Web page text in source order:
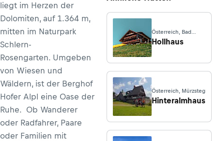
liegt im Herzen der
Dolomiten, auf 1.364 m,
mitten im Naturpark
Schlern-
Rosengarten. Umgeben
von Wiesen und
Wäldern, ist der Berghof
Hofer Alpl eine Oase der
Ruhe. Ob Wanderer
oder Radfahrer, Paare
oder Familien mit
Österreich, Bad
Mitterndorf
Hollhaus
Österreich, Mürzsteg
Hinteralmhaus